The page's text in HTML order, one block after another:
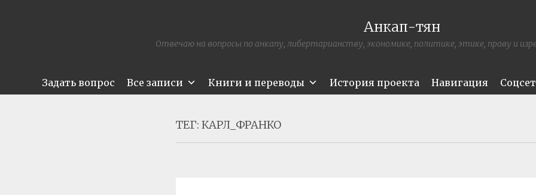
Анкап-тян
Отвечаю на вопросы по анкапу, либертарианству, экономике, политике, этике, праву и
Задать вопрос Все записи Книги и переводы История проекта Навигация
ТЕГ: КАРЛ_ФРАНКО